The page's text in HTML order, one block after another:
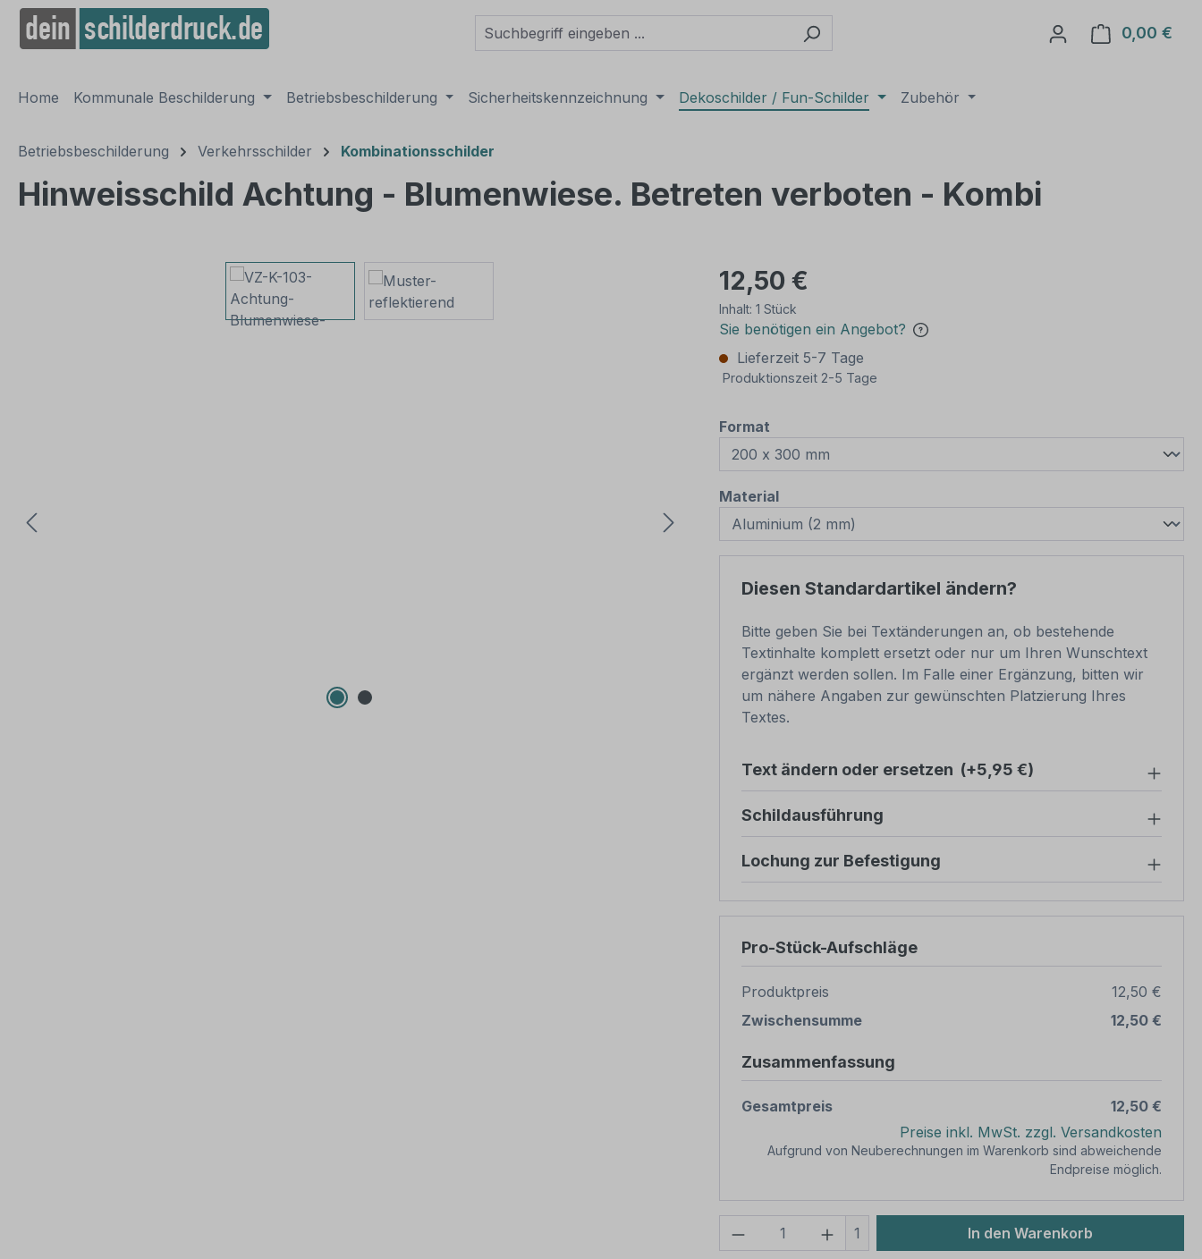
Zur Hauptnavigation springen
0,00 €
Home Kommunale Beschilderung Betriebsbeschilderung Sicherheitskennzeichnung Dekoschilder / Fun-Schilder Zubehör
Betriebsbeschilderung Verkehrsschilder Kombinationsschilder
Hinweisschild Achtung - Blumenwiese. Betreten verboten - Kombi
12,50 €
Inhalt: 1 Stück
Sie benötigen ein Angebot?
Lieferzeit 5-7 Tage
Produktionszeit 2-5 Tage
Format
Materialauswählen
Diesen Standardartikel ändern?
Bitte geben Sie bei Textänderungen an, ob bestehende
Textinhalte komplett ersetzt oder nur um Ihren Wunschtext
ergänzt werden sollen. Im Falle einer Ergänzung, bitten wir
um nähere Angaben zur gewünschten Platzierung Ihres
Textes.
Text ändern oder ersetzen (+5,95 €)
Schildausführung
Lochung zur Befestigung
Pro-Stück-Aufschläge
Produktpreis
12,50 €
Zwischensumme
12,50 €
Zusammenfassung
Gesamtpreis
12,50 €
Preise inkl. MwSt. zzgl. Versandkosten
Aufgrund von Neuberechnungen im Warenkorb sind abweichende
Endpreise möglich.
Produkt Anzahl: Gib den gewünschten Wert
1 In den Warenkorb